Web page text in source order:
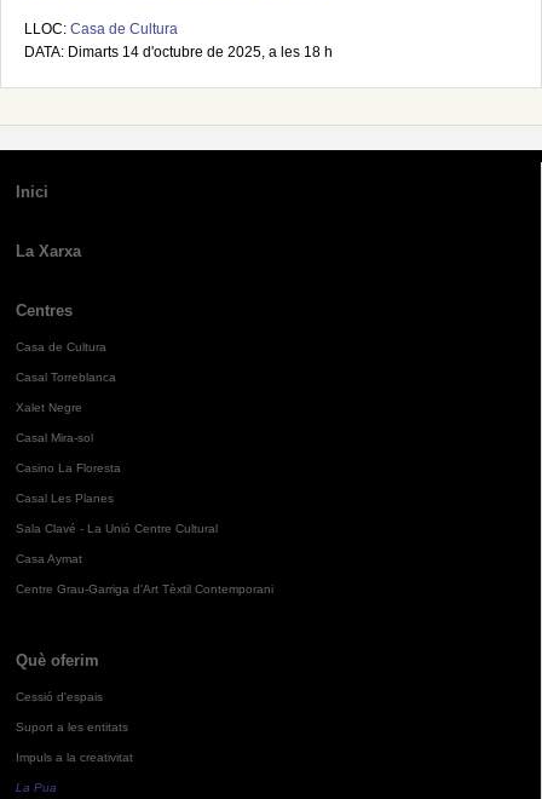
LLOC: Casa de Cultura
DATA: Dimarts 14 d'octubre de 2025, a les 18 h
Inici
La Xarxa
Centres
Casa de Cultura
Casal Torreblanca
Xalet Negre
Casal Mira-sol
Casino La Floresta
Casal Les Planes
Sala Clavé - La Unió Centre Cultural
Casa Aymat
Centre Grau-Garriga d'Art Tèxtil Contemporani
Què oferim
Cessió d'espais
Suport a les entitats
Impuls a la creativitat
La Pua